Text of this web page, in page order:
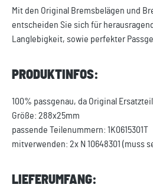
Mit den Original Bremsbelägen und
entscheiden Sie sich für
Langlebigkeit, sowie perfekter
PRODUKTINFOS:
100% passgenau, da Original
Größe: 288x25mm
passende Teilenummern: 1K0615301T
mitverwenden: 2x N 10648301 (muss
LIEFERUMFANG: